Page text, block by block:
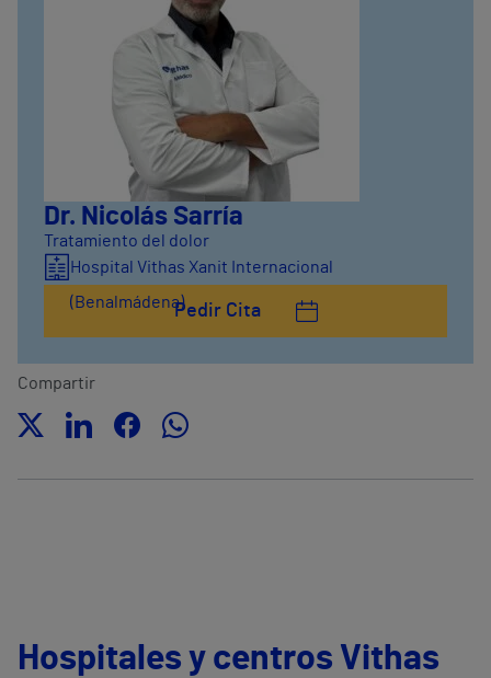
Dr. Nicolás Sarría
Tratamiento del dolor
Hospital Vithas Xanit Internacional
(Benalmádena)Pedir Cita
Compartir
Hospitales y centros Vithas